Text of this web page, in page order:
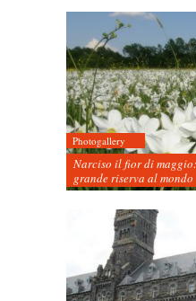
Photogallery
Narciso il fior di
grande riserva al mondo